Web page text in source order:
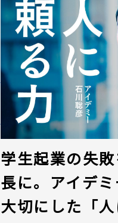
学生起業の失
長に。アイデ
大切にした「人